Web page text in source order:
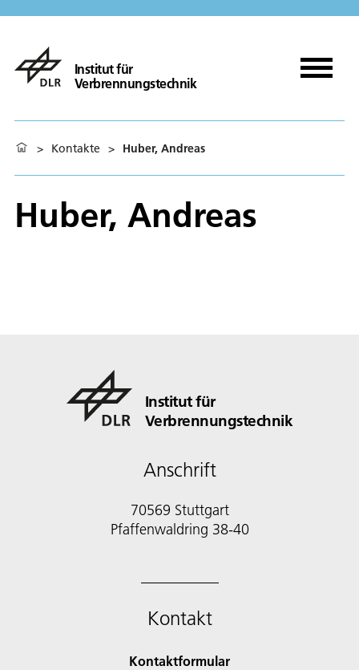
Institut für
Verbrennungstechnik
> Kontakte > Huber, Andreas
Huber, Andreas
Institut für
Verbrennungstechnik
Anschrift
70569 Stuttgart
Pfaffenwaldring 38-40
Kontakt
Kontaktformular